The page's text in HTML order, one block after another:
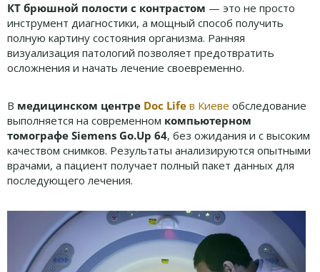
КТ брюшной полости с контрастом — это не просто
инструмент диагностики, а мощный способ получить
полную картину состояния организма. Ранняя
визуализация патологий позволяет предотвратить
осложнения и начать лечение своевременно.
В медицинском центре Doc Life в Киеве обследование
выполняется на современном компьютерном
томографе Siemens Go.Up 64, без ожидания и с высоким
качеством снимков. Результаты анализируются опытными
врачами, а пациент получает полный пакет данных для
последующего лечения.